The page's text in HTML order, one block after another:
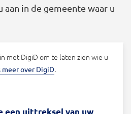
aan in de gemeente waar u
met DigiD om te laten zien wie u
meer over DigiD.
een uittreksel van uw